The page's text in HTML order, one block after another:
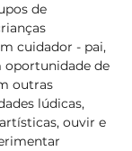
de
cuidador - pai,
oportunidade de
outras
lúdicas,
ouvir e